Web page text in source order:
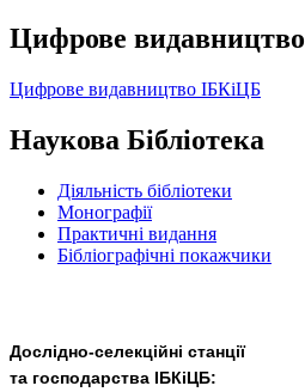
Цифрове видавництво
Цифрове видавництво ІБКіЦБ
Наукова Бібліотека
Діяльність бібліотеки
Монографії
Практичні видання
Бібліографічні покажчики
Дослідно-селекційні станції
та господарства ІБКіЦБ: